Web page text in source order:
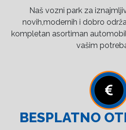
Naš vozni park za
novih,modernih i dobro
kompletan asortiman
vašim
BESPLATNO